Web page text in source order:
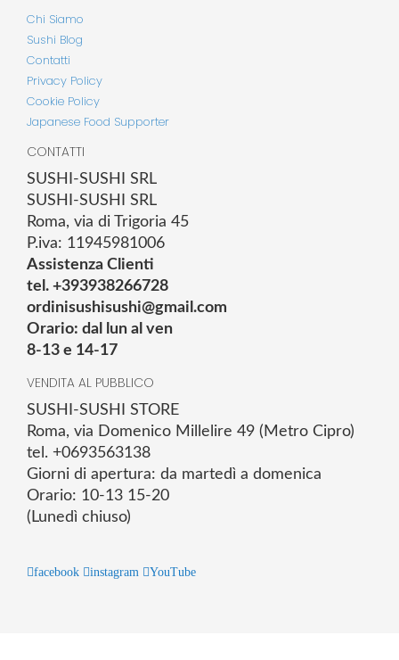
Chi Siamo
Sushi Blog
Contatti
Privacy Policy
Cookie Policy
Japanese Food Supporter
CONTATTI
SUSHI-SUSHI SRL
SUSHI-SUSHI SRL
Roma, via di Trigoria 45
P.iva: 11945981006
Assistenza Clienti
tel. +393938266728
ordinisushisushi@gmail.com
Orario: dal lun al ven
8-13 e 14-17
VENDITA AL PUBBLICO
SUSHI-SUSHI STORE
Roma, via Domenico Millelire 49 (Metro Cipro)
tel. +0693563138
Giorni di apertura: da martedì a domenica
Orario: 10-13 15-20
(Lunedì chiuso)
facebook instagram YouTube